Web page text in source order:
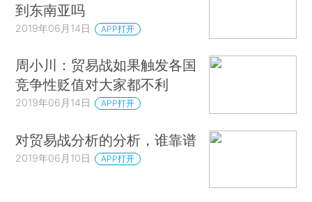
到东南亚吗
2019年06月14日 APP打开
周小川：贸易战如果触发各国
竞争性贬值对大家都不利
2019年06月14日 APP打开
对贸易战分析的分析，谁靠谱
2019年06月10日 APP打开